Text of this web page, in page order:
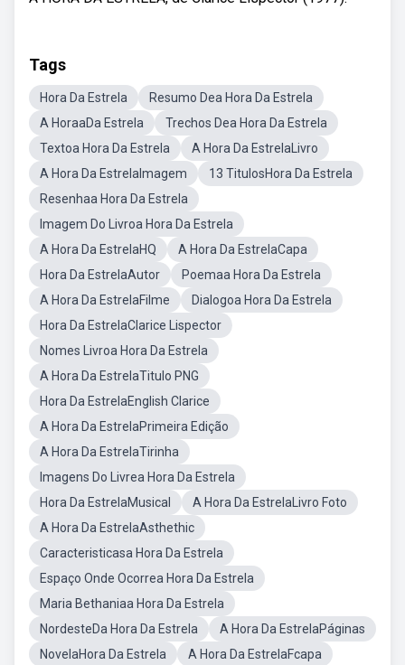
Tags
Hora Da Estrela
Resumo Dea Hora Da Estrela
A HoraaDa Estrela
Trechos Dea Hora Da Estrela
Textoa Hora Da Estrela
A Hora Da EstrelaLivro
A Hora Da EstrelaImagem
13 TitulosHora Da Estrela
Resenhaa Hora Da Estrela
Imagem Do Livroa Hora Da Estrela
A Hora Da EstrelaHQ
A Hora Da EstrelaCapa
Hora Da EstrelaAutor
Poemaa Hora Da Estrela
A Hora Da EstrelaFilme
Dialogoa Hora Da Estrela
Hora Da EstrelaClarice Lispector
Nomes Livroa Hora Da Estrela
A Hora Da EstrelaTitulo PNG
Hora Da EstrelaEnglish Clarice
A Hora Da EstrelaPrimeira Edição
A Hora Da EstrelaTirinha
Imagens Do Livrea Hora Da Estrela
Hora Da EstrelaMusical
A Hora Da EstrelaLivro Foto
A Hora Da EstrelaAsthethic
Caracteristicasa Hora Da Estrela
Espaço Onde Ocorrea Hora Da Estrela
Maria Bethaniaa Hora Da Estrela
NordesteDa Hora Da Estrela
A Hora Da EstrelaPáginas
NovelaHora Da Estrela
A Hora Da EstrelaFcapa